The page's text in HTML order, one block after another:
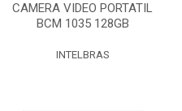
CAMERA VIDEO PORTATIL
BCM 1035 128GB
INTELBRAS